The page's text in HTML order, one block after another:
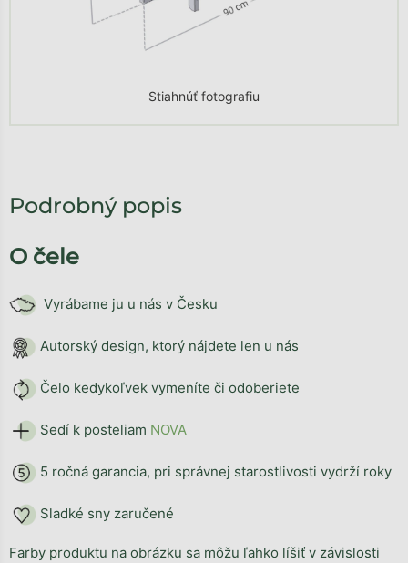
Stiahnúť fotografiu
Podrobný popis
O čele
Vyrábame ju u nás v Česku
Autorský design, ktorý nájdete len u nás
Čelo kedykoľvek vymeníte či odoberiete
Sedí k posteliam NOVA
5 ročná garancia, pri správnej starostlivosti vydrží roky
Sladké sny zaručené
Farby produktu na obrázku sa môžu ľahko líšiť v závislosti